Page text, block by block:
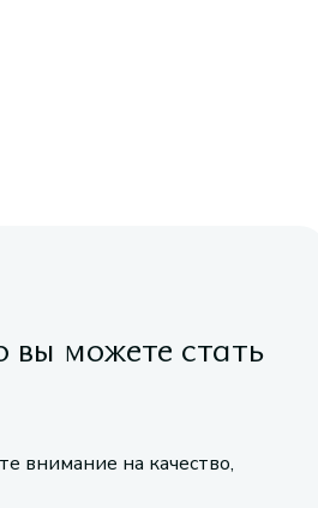
вы можете стать
внимание на качество,